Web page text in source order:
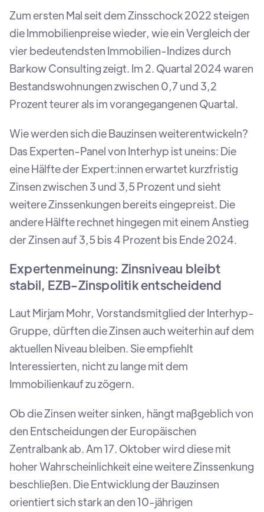
Zum ersten Mal seit dem Zinsschock 2022 steigen
die Immobilienpreise wieder, wie ein Vergleich der
vier bedeutendsten Immobilien-Indizes durch
Barkow Consulting zeigt. Im 2. Quartal 2024 waren
Bestandswohnungen zwischen 0,7 und 3,2
Prozent teurer als im vorangegangenen Quartal.
Wie werden sich die Bauzinsen weiterentwickeln?
Das Experten-Panel von Interhyp ist uneins: Die
eine Hälfte der Expert:innen erwartet kurzfristig
Zinsen zwischen 3 und 3,5 Prozent und sieht
weitere Zinssenkungen bereits eingepreist. Die
andere Hälfte rechnet hingegen mit einem Anstieg
der Zinsen auf 3,5 bis 4 Prozent bis Ende 2024.
Expertenmeinung: Zinsniveau bleibt
stabil, EZB-Zinspolitik entscheidend
Laut Mirjam Mohr, Vorstandsmitglied der Interhyp-
Gruppe, dürften die Zinsen auch weiterhin auf dem
aktuellen Niveau bleiben. Sie empfiehlt
Interessierten, nicht zu lange mit dem
Immobilienkauf zu zögern.
Ob die Zinsen weiter sinken, hängt maßgeblich von
den Entscheidungen der Europäischen
Zentralbank ab. Am 17. Oktober wird diese mit
hoher Wahrscheinlichkeit eine weitere Zinssenkung
beschließen. Die Entwicklung der Bauzinsen
orientiert sich stark an den 10-jährigen